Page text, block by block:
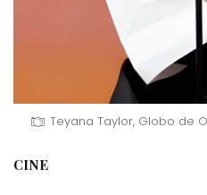
Teyana Taylor, Globo de
CINE